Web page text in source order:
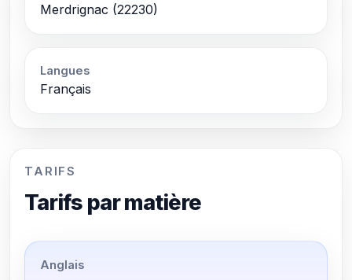
Merdrignac (22230)
Langues
Français
TARIFS
Tarifs par matière
Anglais